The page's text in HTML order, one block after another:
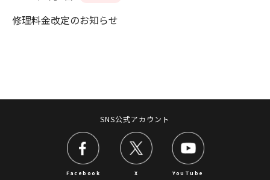
修理料金改定のお知らせ
SNS公式アカウント
Facebook X YouTube